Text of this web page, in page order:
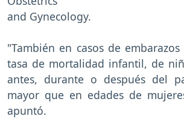
and Gynecology.
"También en casos de
tasa de mortalidad infantil, de
antes, durante o después del
mayor que en edades de
apuntó.